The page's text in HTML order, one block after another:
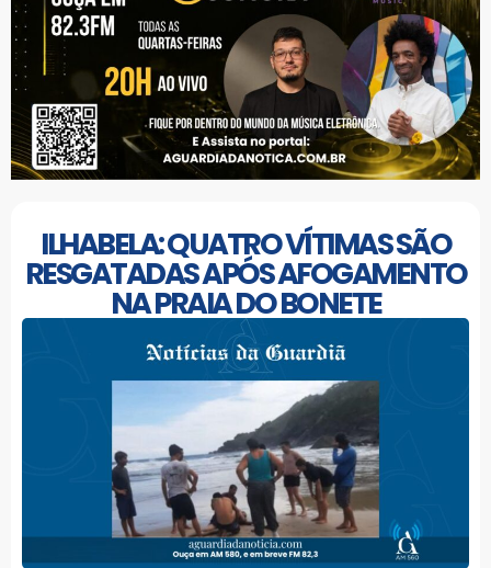
ILHABELA: QUATRO VÍTIMAS SÃO
RESGATADAS APÓS AFOGAMENTO
NA PRAIA DO BONETE